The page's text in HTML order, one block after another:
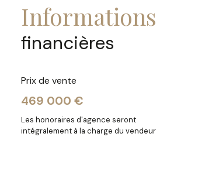
informations
financières
Prix de vente
469 000 €
Les honoraires d'agence seront
intégralement à la charge du vendeur